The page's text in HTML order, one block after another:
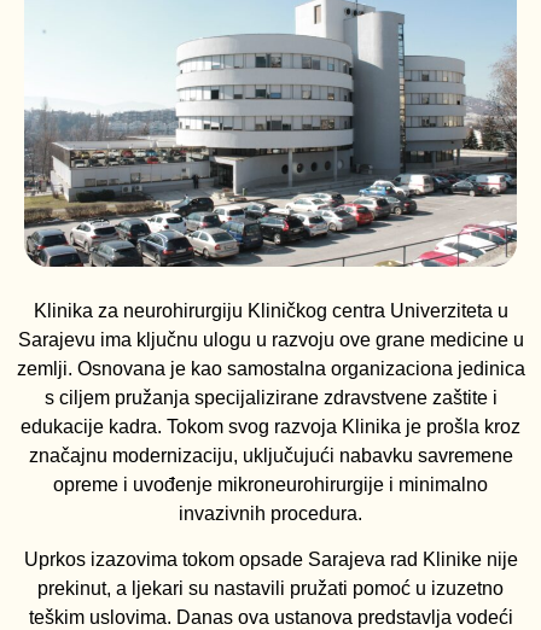
Klinika za neurohirurgiju Kliničkog centra Univerziteta u
Sarajevu ima ključnu ulogu u razvoju ove grane medicine u
zemlji. Osnovana je kao samostalna organizaciona jedinica
s ciljem pružanja specijalizirane zdravstvene zaštite i
edukacije kadra. Tokom svog razvoja Klinika je prošla kroz
značajnu modernizaciju, uključujući nabavku savremene
opreme i uvođenje mikroneurohirurgije i minimalno
invazivnih procedura.
Uprkos izazovima tokom opsade Sarajeva rad Klinike nije
prekinut, a ljekari su nastavili pružati pomoć u izuzetno
teškim uslovima. Danas ova ustanova predstavlja vodeći